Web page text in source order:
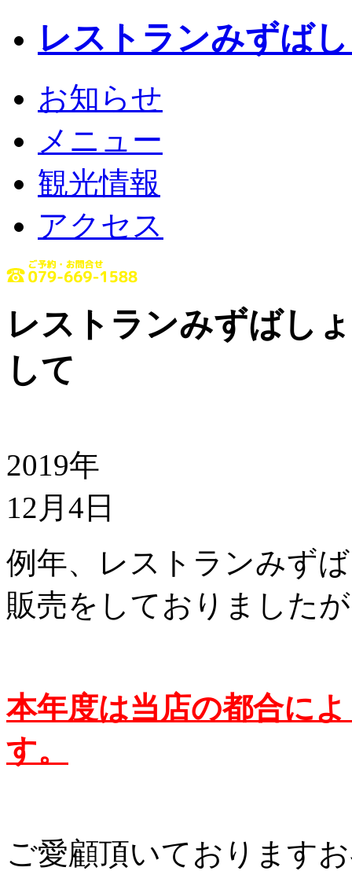
レストランみずば
お知らせ
メニュー
観光情報
アクセス
レストランみずばし
して
2019年
12月4日
例年、レストランみず
販売をしておりましたが
本年度は当店の都合に
す。
ご愛顧頂いております